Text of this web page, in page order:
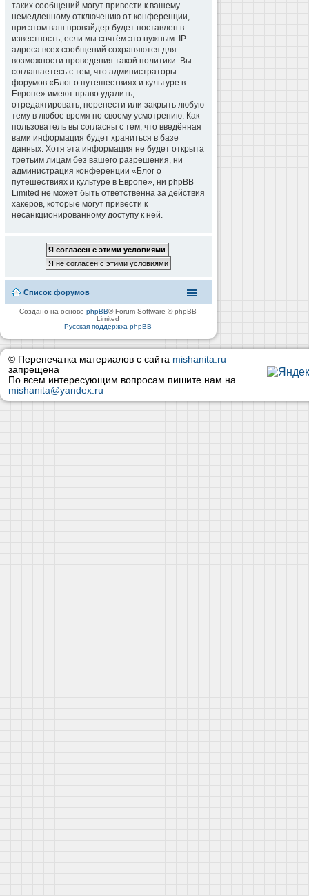
таких сообщений могут привести к вашему
немедленному отключению от конференции,
при этом ваш провайдер будет поставлен в
известность, если мы сочтём это нужным. IP-
адреса всех сообщений сохраняются для
возможности проведения такой политики. Вы
соглашаетесь с тем, что администраторы
форумов «Блог о путешествиях и культуре в
Европе» имеют право удалить,
отредактировать, перенести или закрыть любую
тему в любое время по своему усмотрению. Как
пользователь вы согласны с тем, что введённая
вами информация будет храниться в базе
данных. Хотя эта информация не будет открыта
третьим лицам без вашего разрешения, ни
администрация конференции «Блог о
путешествиях и культуре в Европе», ни phpBB
Limited не может быть ответственна за действия
хакеров, которые могут привести к
несанкционированному доступу к ней.
Список форумов
Создано на основеphpBB® Forum Software © phpBB
Limited
Русская поддержка phpBB
© Перепечатка материалов с сайта mishanita.ru
запрещена
По всем интересующим вопросам пишите нам на
mishanita@yandex.ru